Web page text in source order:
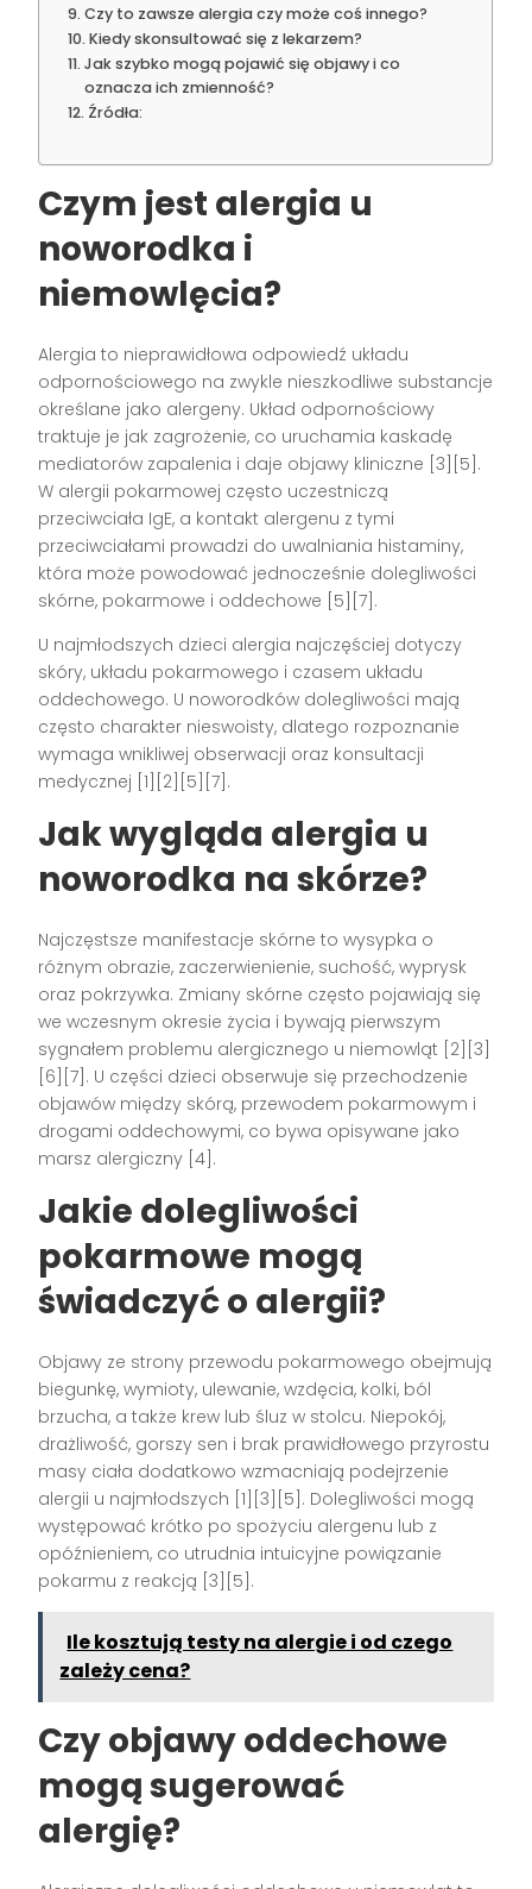
Czy to zawsze alergia czy może coś innego?
Kiedy skonsultować się z lekarzem?
Jak szybko mogą pojawić się objawy i co
oznacza ich zmienność?
Źródła:
Czym jest alergia u
noworodka i
niemowlęcia?
Alergia to nieprawidłowa odpowiedź układu
odpornościowego na zwykle nieszkodliwe substancje
określane jako alergeny. Układ odpornościowy
traktuje je jak zagrożenie, co uruchamia kaskadę
mediatorów zapalenia i daje objawy kliniczne [3][5].
W alergii pokarmowej często uczestniczą
przeciwciała IgE, a kontakt alergenu z tymi
przeciwciałami prowadzi do uwalniania histaminy,
która może powodować jednocześnie dolegliwości
skórne, pokarmowe i oddechowe [5][7].
U najmłodszych dzieci alergia najczęściej dotyczy
skóry, układu pokarmowego i czasem układu
oddechowego. U noworodków dolegliwości mają
często charakter nieswoisty, dlatego rozpoznanie
wymaga wnikliwej obserwacji oraz konsultacji
medycznej [1][2][5][7].
Jak wygląda alergia u
noworodka na skórze?
Najczęstsze manifestacje skórne to wysypka o
różnym obrazie, zaczerwienienie, suchość, wyprysk
oraz pokrzywka. Zmiany skórne często pojawiają się
we wczesnym okresie życia i bywają pierwszym
sygnałem problemu alergicznego u niemowląt [2][3]
[6][7]. U części dzieci obserwuje się przechodzenie
objawów między skórą, przewodem pokarmowym i
drogami oddechowymi, co bywa opisywane jako
marsz alergiczny [4].
Jakie dolegliwości
pokarmowe mogą
świadczyć o alergii?
Objawy ze strony przewodu pokarmowego obejmują
biegunkę, wymioty, ulewanie, wzdęcia, kolki, ból
brzucha, a także krew lub śluz w stolcu. Niepokój,
drażliwość, gorszy sen i brak prawidłowego przyrostu
masy ciała dodatkowo wzmacniają podejrzenie
alergii u najmłodszych [1][3][5]. Dolegliwości mogą
występować krótko po spożyciu alergenu lub z
opóźnieniem, co utrudnia intuicyjne powiązanie
pokarmu z reakcją [3][5].
Ile kosztują testy na alergie i od czego
zależy cena?
Czy objawy oddechowe
mogą sugerować
alergię?